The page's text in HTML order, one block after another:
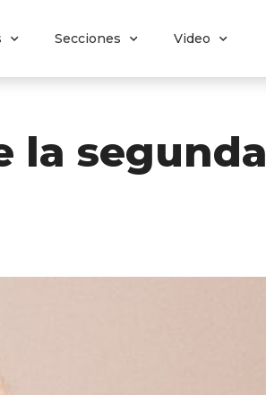
Secciones Video
la segunda